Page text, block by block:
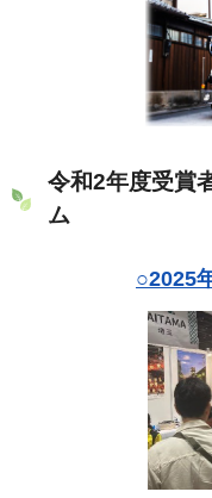
令和2年度受賞
ム
○2025